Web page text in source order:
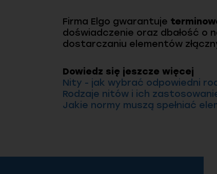
Firma Elgo gwarantuje
doświadczenie oraz dbałość o
dostarczaniu elementów
Dowiedz się jeszcze więcej
Nity - jak wybrać odpowiedni
Rodzaje nitów i ich
Jakie normy muszą spełniać